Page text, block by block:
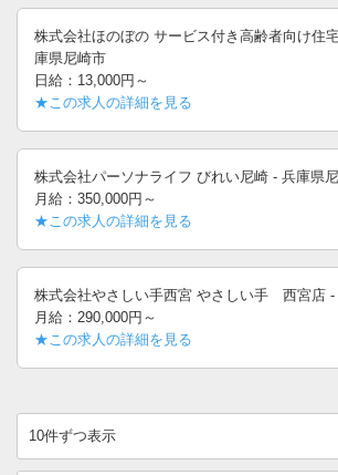
株式会社ほのぼの サービス付き高齢者向け住
庫県尼崎市
日給：13,000円～
★この求人の詳細を見る
株式会社パーソナライフ びれい尼崎 - 兵庫県
月給：350,000円～
★この求人の詳細を見る
株式会社やさしい手西宮 やさしい手 西宮店 -
月給：290,000円～
★この求人の詳細を見る